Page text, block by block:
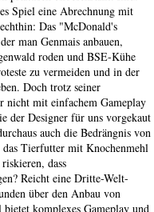
Spiel eine Abrechnung mit
Das "McDonald's
man Genmais anbauen,
roden und BSE-Kühe
zu vermeiden und in der
Doch trotz seiner
nicht mit einfachem Gameplay
der Designer für uns vorgekaut
auch die Bedrängnis von
Tierfutter mit Knochenmehl
dass
Reicht eine Dritte-Welt-
über den Anbau von
komplexes Gameplay und